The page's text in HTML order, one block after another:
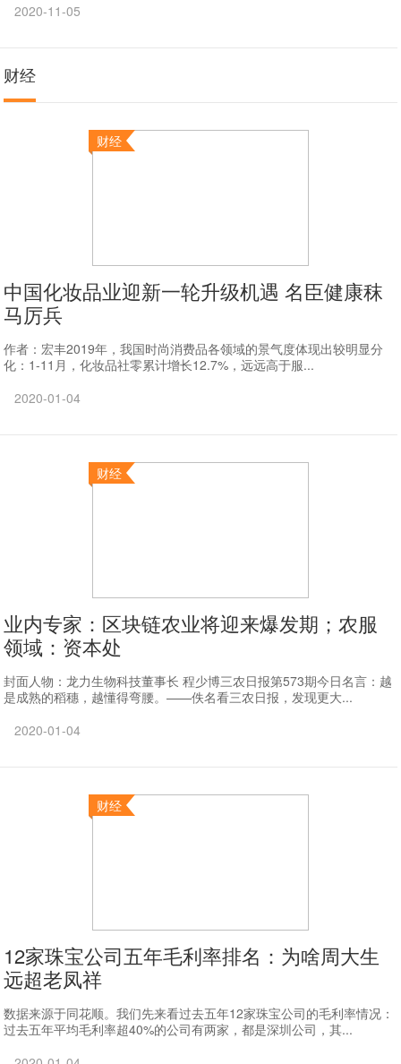
2020-11-05
财经
财经
中国化妆品业迎新一轮升级机遇 名臣健康秣
马厉兵
作者：宏丰2019年，我国时尚消费品各领域的景气度体现出较明显分
化：1-11月，化妆品社零累计增长12.7%，远远高于服...
2020-01-04
财经
业内专家：区块链农业将迎来爆发期；农服
领域：资本处
封面人物：龙力生物科技董事长 程少博三农日报第573期今日名言：越
是成熟的稻穗，越懂得弯腰。——佚名看三农日报，发现更大...
2020-01-04
财经
12家珠宝公司五年毛利率排名：为啥周大生
远超老凤祥
数据来源于同花顺。我们先来看过去五年12家珠宝公司的毛利率情况：
过去五年平均毛利率超40%的公司有两家，都是深圳公司，其...